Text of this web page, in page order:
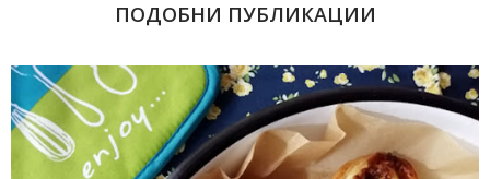
ПОДОБНИ ПУБЛИКАЦИИ